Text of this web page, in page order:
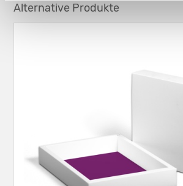
Alternative Produkte